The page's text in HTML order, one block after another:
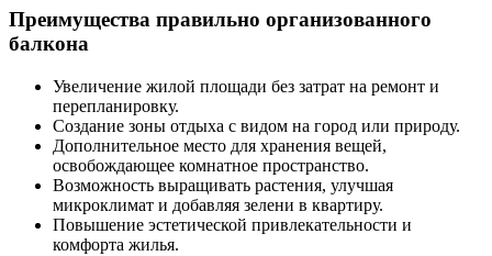
Преимущества правильно организованного
балкона
Увеличение жилой площади без затрат на ремонт и
перепланировку.
Создание зоны отдыха с видом на город или природу.
Дополнительное место для хранения вещей,
освобождающее комнатное пространство.
Возможность выращивать растения, улучшая
микроклимат и добавляя зелени в квартиру.
Повышение эстетической привлекательности и
комфорта жилья.